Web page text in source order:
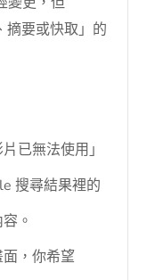
摘要或快取」的
已無法使用」
搜尋結果裡的
。
，你希望